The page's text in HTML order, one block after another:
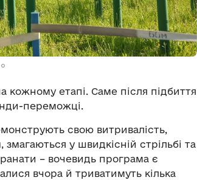
етапі. Саме після підбиття
переможці.
свою витривалість,
у швидкісній стрільбі та
– вочевидь програма є
вчора й триватимуть кілька